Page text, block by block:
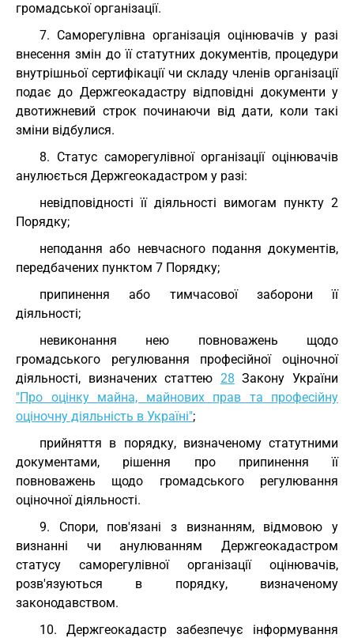
громадської організації.
7. Саморегулівна організація оцінювачів у разі
внесення змін до її статутних документів, процедури
внутрішньої сертифікації чи складу членів організації
подає до Держгеокадастру відповідні документи у
двотижневий строк починаючи від дати, коли такі
зміни відбулися.
8. Статус саморегулівної організації оцінювачів
анулюється Держгеокадастром у разі:
невідповідності її діяльності вимогам пункту 2
Порядку;
неподання або невчасного подання документів,
передбачених пунктом 7 Порядку;
припинення або тимчасової заборони її
діяльності;
невиконання нею повноважень щодо
громадського регулювання професійної оціночної
діяльності, визначених статтею 28 Закону України
"Про оцінку майна, майнових прав та професійну
оціночну діяльність в Україні";
прийняття в порядку, визначеному статутними
документами, рішення про припинення її
повноважень щодо громадського регулювання
оціночної діяльності.
9. Спори, пов'язані з визнанням, відмовою у
визнанні чи анулюванням Держгеокадастром
статусу саморегулівної організації оцінювачів,
розв'язуються в порядку, визначеному
законодавством.
10. Держгеокадастр забезпечує інформування